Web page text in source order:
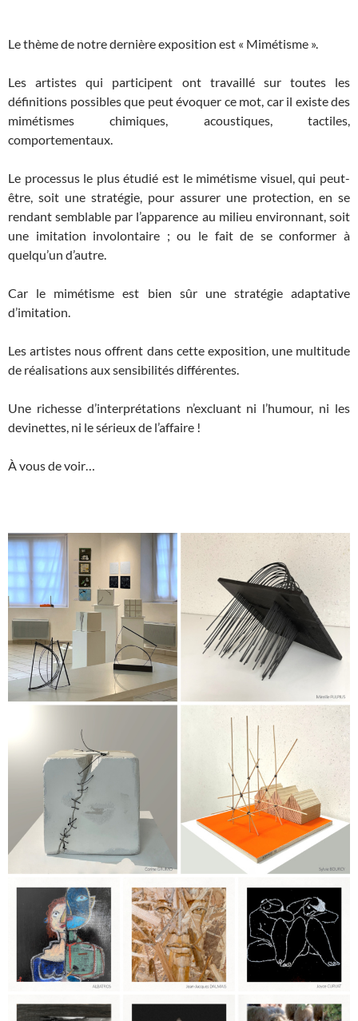
Le thème de notre dernière exposition est « Mimétisme ».
Les artistes qui participent ont travaillé sur toutes les
définitions possibles que peut évoquer ce mot, car il existe des
mimétismes chimiques, acoustiques, tactiles,
comportementaux.
Le processus le plus étudié est le mimétisme visuel, qui peut-
être, soit une stratégie, pour assurer une protection, en se
rendant semblable par l’apparence au milieu environnant, soit
une imitation involontaire ; ou le fait de se conformer à
quelqu’un d’autre.
Car le mimétisme est bien sûr une stratégie adaptative
d’imitation.
Les artistes nous offrent dans cette exposition, une multitude
de réalisations aux sensibilités différentes.
Une richesse d’interprétations n’excluant ni l’humour, ni les
devinettes, ni le sérieux de l’affaire !
À vous de voir…